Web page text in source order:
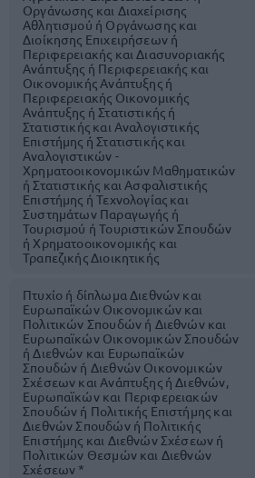
Οργάνωσης και Διαχείρισης
Αθλητισμού ή Οργάνωσης και
Διοίκησης Επιχειρήσεων ή
Περιφερειακής και Διασυνοριακής
Ανάπτυξης ή Περιφερειακής και
Οικονομικής Ανάπτυξης ή
Περιφερειακής Οικονομικής
Ανάπτυξης ή Στατιστικής ή
Στατιστικής και Αναλογιστικής
Επιστήμης ή Στατιστικής και
Αναλογιστικών -
Χρηματοοικονομικών Μαθηματικών
ή Στατιστικής και Ασφαλιστικής
Επιστήμης ή Τεχνολογίας και
Συστημάτων Παραγωγής ή
Τουρισμού ή Τουριστικών Σπουδών
ή Χρηματοοικονομικής και
Τραπεζικής Διοικητικής
Πτυχίο ή δίπλωμα Διεθνών και
Ευρωπαϊκών Οικονομικών και
Πολιτικών Σπουδών ή Διεθνών και
Ευρωπαϊκών Οικονομικών Σπουδών
ή Διεθνών και Ευρωπαϊκών
Σπουδών ή Διεθνών Οικονομικών
Σχέσεων και Ανάπτυξης ή Διεθνών,
Ευρωπαϊκών και Περιφερειακών
Σπουδών ή Πολιτικής Επιστήμης και
Διεθνών Σπουδών ή Πολιτικής
Επιστήμης και Διεθνών Σχέσεων ή
Πολιτικών Θεσμών και Διεθνών
Σχέσεων *